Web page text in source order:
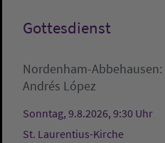
Gottesdienst
Nordenham-Abbehausen:
Andrés López
Sonntag, 9.8.2026, 9:30 Uhr
St. Laurentius-Kirche